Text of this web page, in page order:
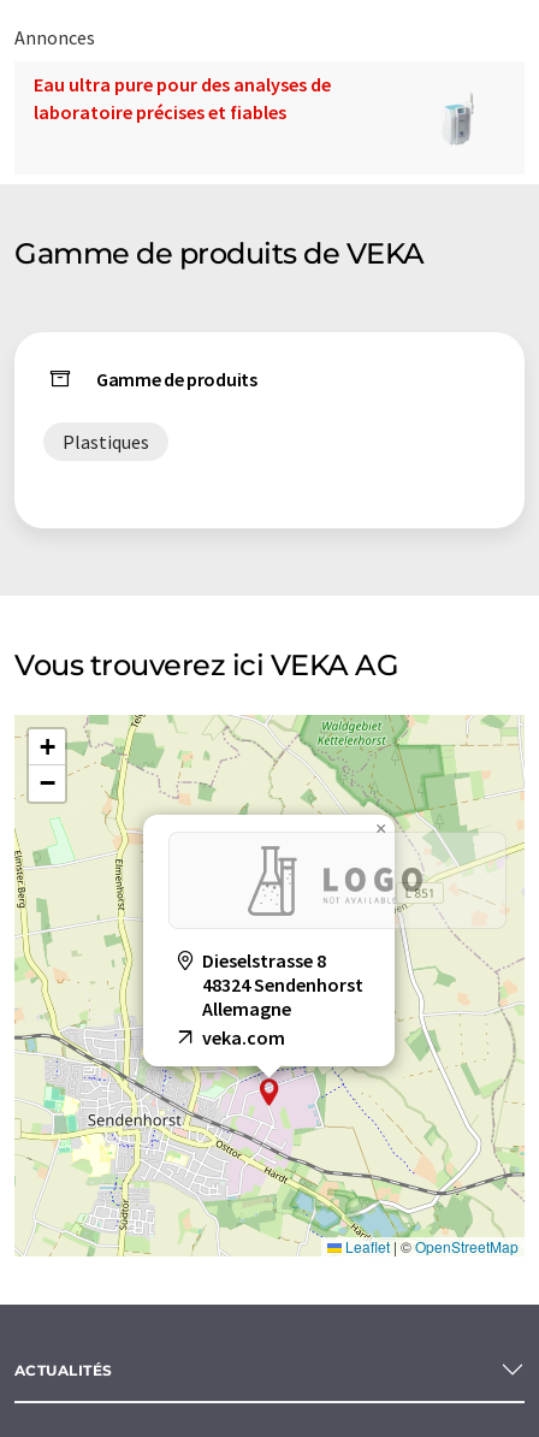
Annonces
Eau ultra pure pour des analyses de
laboratoire précises et fiables
Gamme de produits de VEKA
Gamme de produits
Plastiques
Vous trouverez ici VEKA AG
Dieselstrasse 8
48324 Sendenhorst
Allemagne
veka.com
×
+
−
Leaflet | ©OpenStreetMap
ACTUALITÉS